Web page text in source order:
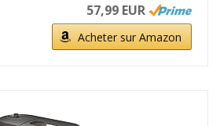
57,99 EUR
Acheter sur Amazon